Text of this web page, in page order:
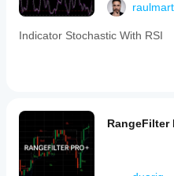
Indicator Stochastic With RSI
RangeFilter